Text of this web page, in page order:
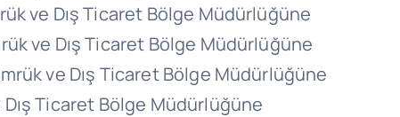
ve Dış Ticaret Bölge Müdürlüğüne
ve Dış Ticaret Bölge Müdürlüğüne
ve Dış Ticaret Bölge Müdürlüğüne
Ticaret Bölge Müdürlüğüne